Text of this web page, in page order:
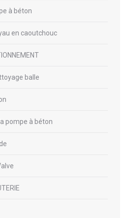
à béton
en caoutchouc
balle
pompe à béton